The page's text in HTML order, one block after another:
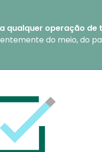
a qualquer operação
do meio, do